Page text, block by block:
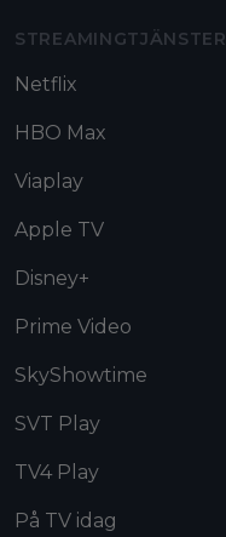
STREAMINGTJÄNSTER
Netflix
HBO Max
Viaplay
Apple TV
Disney+
Prime Video
SkyShowtime
SVT Play
TV4 Play
På TV idag